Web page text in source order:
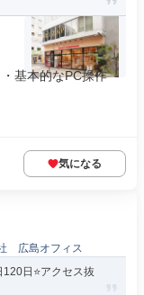
基本的なPC操作
気になる
広島オフィス
日⭐アクセス抜